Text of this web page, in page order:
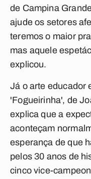
de Campina
ajude os setores
teremos o maior
mas aquele
explicou.
Já o arte educador
'Fogueirinha', de
explica que a
aconteçam
esperança de que
pelos 30 anos de
cinco vice-